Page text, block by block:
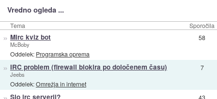
Vredno ogleda ...
Tema Sporočila
» Mirc kviz bot
McBoby
Oddelek: Programska oprema
58
» IRC problem (firewall blokira po določenem času)
Jeebs
Oddelek:Omrežja in internet
7
Slo irc serverji?